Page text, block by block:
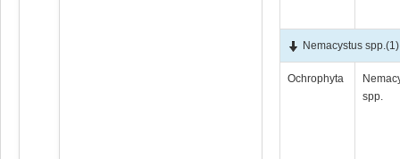
Nemacystus spp.(1)
Ochrophyta
spp.